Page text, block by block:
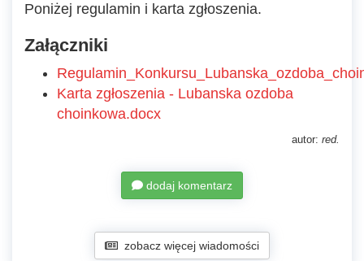
Poniżej regulamin i karta zgłoszenia.
Załączniki
Karta zgłoszenia - Lubanska ozdoba
choinkowa.docx
autor: red.
dodaj komentarz
zobacz więcej wiadomości